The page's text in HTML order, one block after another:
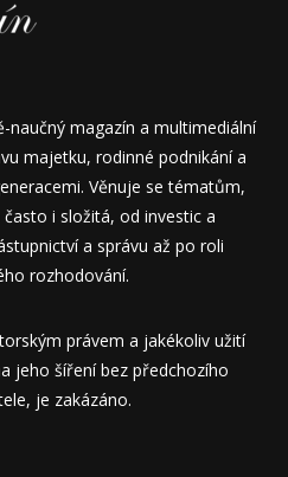
naučný magazín a multimediální
majetku, rodinné podnikání a
Věnuje se tématům,
i složitá, od investic a
a správu až po roli
rozhodování.
právem a jakékoliv užití
jeho šíření bez předchozího
je zakázáno.